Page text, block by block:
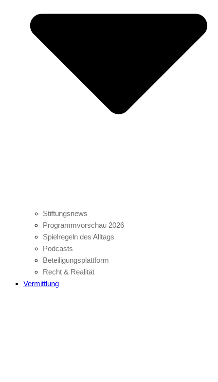
Stiftungsnews
Programmvorschau 2026
Spielregeln des Alltags
Podcasts
Beteiligungsplattform
Recht & Realität
Vermittlung